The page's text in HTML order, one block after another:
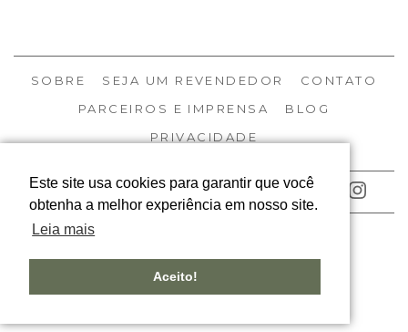
Este site usa cookies para garantir que você
obtenha a melhor experiência em nosso site.
Leia mais
Aceito!
SOBRE SEJA UM REVENDEDOR
CONTATO
PARCEIROS E IMPRENSA
BLOG
PRIVACIDADE
ACOMPANHE NOSSAS REDES
DESIGNED BY